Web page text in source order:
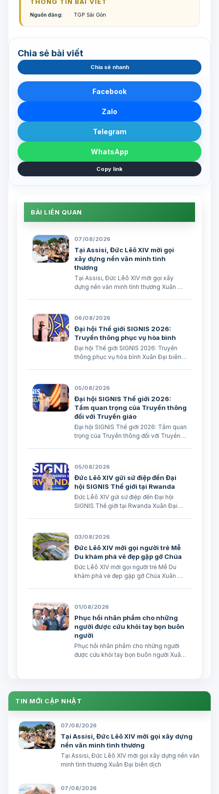
Nguồn đăng: TGP Sài Gòn
Chia sẻ bài viết
Chia sẻ nhanh
Facebook
Zalo
Telegram
WhatsApp
Copy link
BÀI LIÊN QUAN
07/08/2026
Tại Assisi, Đức Lêô XIV mời gọi
xây dựng nền văn minh tình
thương
Tại Assisi, Đức Lêô XIV mời gọi xây
dựng nền văn minh tình thương Xuân Đại
06/08/2026
Đại hội Thế giới SIGNIS 2026:
Truyền thông phục vụ hòa bình
Đại hội Thế giới SIGNIS 2026: Truyền
thông phục vụ hòa bình Xuân Đại biên
05/08/2026
Đại hội SIGNIS Thế giới 2026:
Tầm quan trọng của Truyền thông
đối với Truyền giáo
Đại hội SIGNIS Thế giới 2026: Tầm quan
trọng của Truyền thông đối với Truyền
05/08/2026
Đức Lêô XIV gửi sứ điệp đến Đại
hội SIGNIS Thế giới tại Rwanda
Đức Lêô XIV gửi sứ điệp đến Đại hội
SIGNIS Thế giới tại Rwanda Xuân Đại
Cha Lêô XIV kêu gọi những người làm
truyền thông C…
03/08/2026
Đức Lêô XIV mời gọi người trẻ Mễ
Du khám phá vẻ đẹp gặp gỡ Chúa
Đức Lêô XIV mời gọi người trẻ Mễ Du
khám phá vẻ đẹp gặp gỡ Chúa Xuân Đại
do Đức Hồng y Quốc vụ khanh Tòa
Thánh …
01/08/2026
Phục hồi nhân phẩm cho những
người được cứu khỏi tay bọn buôn
người
Phục hồi nhân phẩm cho những người
được cứu khỏi tay bọn buôn người Xuân
TIN MỚI CẬP NHẬT
07/08/2026
Tại Assisi, Đức Lêô XIV mời gọi xây dựng
nền văn minh tình thương
Tại Assisi, Đức Lêô XIV mời gọi xây dựng nền văn
minh tình thương Xuân Đại biên dịch
07/08/2026